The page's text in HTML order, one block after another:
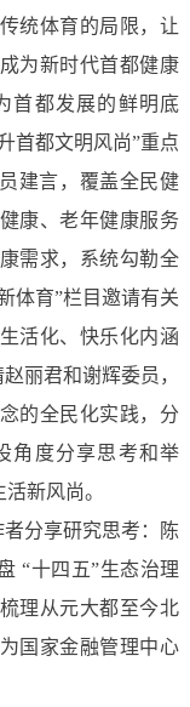
统体育的局限，让
为新时代首都健康
首都发展的鲜明底
首都文明风尚”重点
建言，覆盖全民健
康、老年健康服务
需求，系统勾勒全
体育”栏目邀请有关
活化、快乐化内涵
丽君和谢辉委员，
的全民化实践，分
角度分享思考和举
新风尚。
分享研究思考：陈
“十四五”生态治理
理从元大都至今北
国家金融管理中心